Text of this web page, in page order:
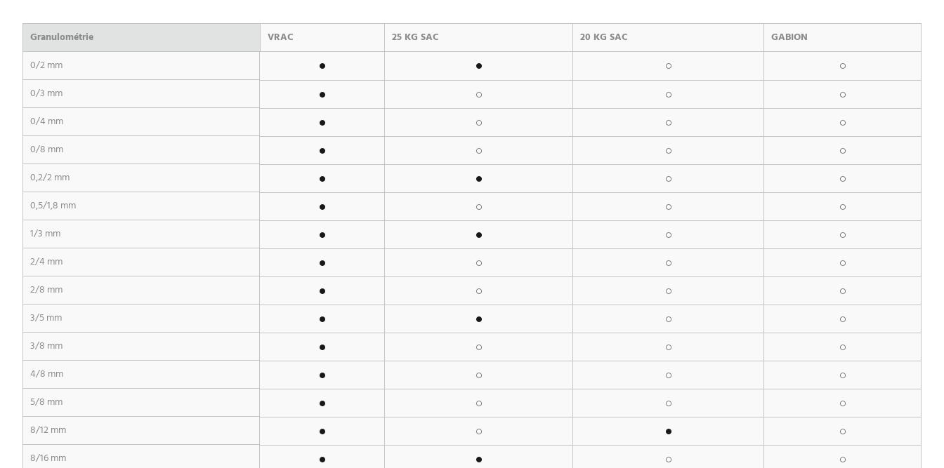
Granulométrie VRAC 25 KG SAC 20 KG SAC
GABION
0/2 mm
0/3 mm
0/4 mm
0/8 mm
0,2/2 mm
0,5/1,8 mm
1/3 mm
2/4 mm
2/8 mm
3/5 mm
3/8 mm
4/8 mm
5/8 mm
8/12 mm
8/16 mm